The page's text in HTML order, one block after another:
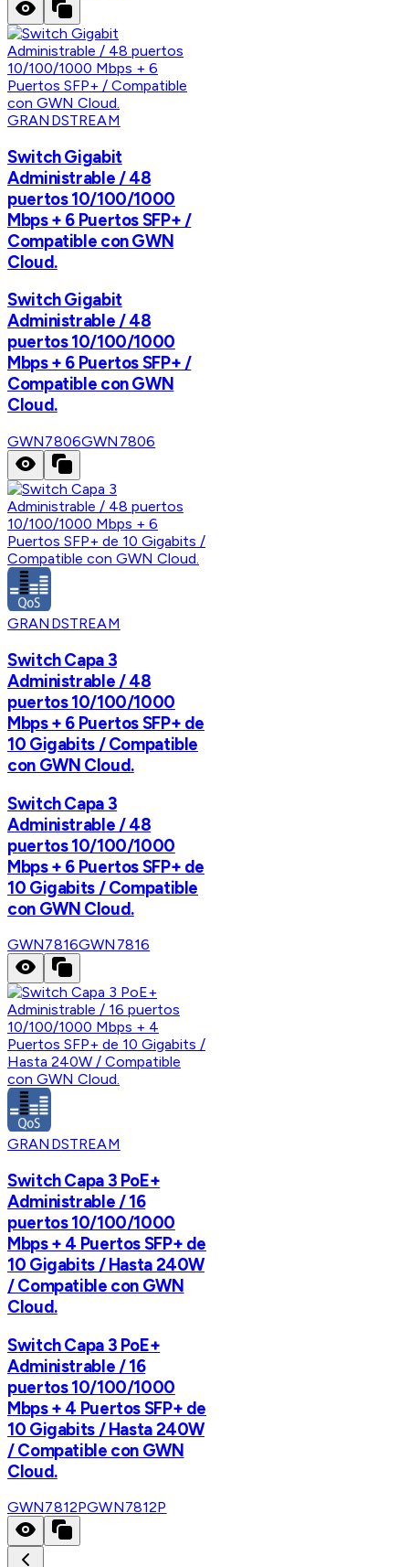
GRANDSTREAM
Switch Gigabit
Administrable / 48
puertos 10/100/1000
Mbps + 6 Puertos SFP+ /
Compatible con GWN
Cloud.
Switch Gigabit
Administrable / 48
puertos 10/100/1000
Mbps + 6 Puertos SFP+ /
Compatible con GWN
Cloud.
GWN7806GWN7806
GRANDSTREAM
Switch Capa 3
Administrable / 48
puertos 10/100/1000
Mbps + 6 Puertos SFP+ de
10 Gigabits / Compatible
con GWN Cloud.
Switch Capa 3
Administrable / 48
puertos 10/100/1000
Mbps + 6 Puertos SFP+ de
10 Gigabits / Compatible
con GWN Cloud.
GWN7816GWN7816
GRANDSTREAM
Switch Capa 3 PoE+
Administrable / 16
puertos 10/100/1000
Mbps + 4 Puertos SFP+ de
10 Gigabits / Hasta 240W
/ Compatible con GWN
Cloud.
Switch Capa 3 PoE+
Administrable / 16
puertos 10/100/1000
Mbps + 4 Puertos SFP+ de
10 Gigabits / Hasta 240W
/ Compatible con GWN
Cloud.
GWN7812PGWN7812P